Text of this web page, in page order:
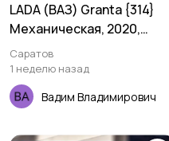
LADA (ВАЗ) Granta {314}
Механическая, 2020,
84000 км
Саратов
1 неделю назад
Вадим Владимирович